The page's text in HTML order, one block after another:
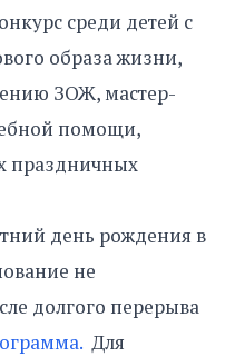
среди детей с
образа жизни,
ЗОЖ, мастер-
помощи,
праздничных
день рождения в
не
долгого перерыва
Для